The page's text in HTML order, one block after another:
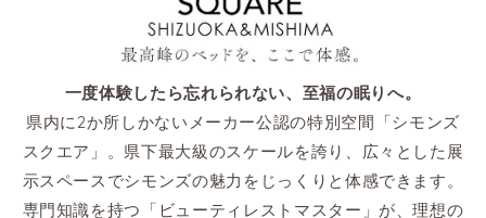
一度体験したら忘れられない、至福の眠りへ。
県内に2か所しかないメーカー公認の特別空間「シモンズ
スクエア」。県下最大級のスケールを誇り、広々とした展
示スペースでシモンズの魅力をじっくりと体感できます。
専門知識を持つ「ビューティレストマスター」が、理想の